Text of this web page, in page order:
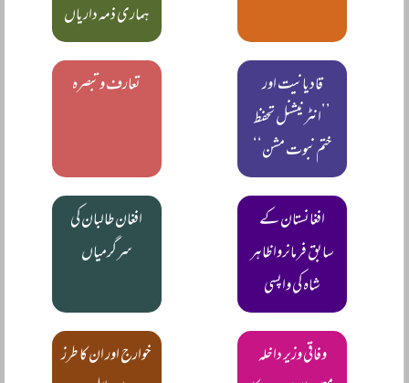
ہماری ذمہ داریاں
قادیانیت اور
’’انٹرنیشنل تحفظ
ختم نبوت مشن‘‘
تعارف و تبصرہ
افغانستان کے
سابق فرمانروا ظاہر
شاہ کی واپسی
افغان طالبان کی
سرگرمیاں
وفاقی وزیر داخلہ
خوارج اور ان کا طرز